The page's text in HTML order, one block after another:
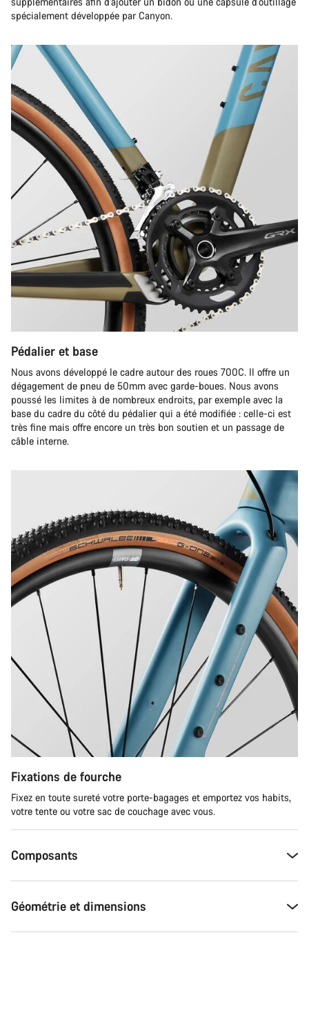
spécialement développée par Canyon.
Pédalier et base
Nous avons développé le cadre autour des roues 700C. Il offre un
dégagement de pneu de 50mm avec garde-boues. Nous avons
poussé les limites à de nombreux endroits, par exemple avec la
base du cadre du côté du pédalier qui a été modifiée : celle-ci est
très fine mais offre encore un très bon soutien et un passage de
câble interne.
Fixations de fourche
Fixez en toute sureté votre porte-bagages et emportez vos habits,
votre tente ou votre sac de couchage avec vous.
Composants
Géométrie et dimensions